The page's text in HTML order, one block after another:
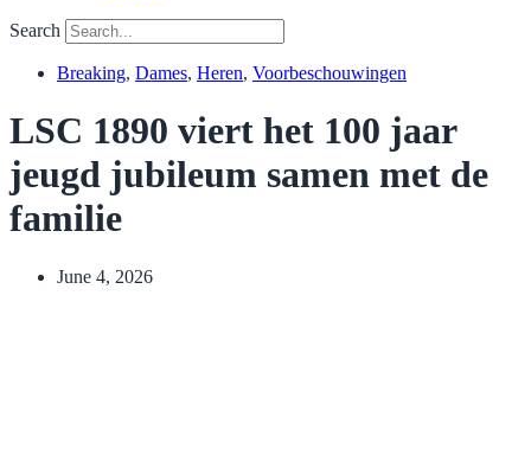
Search
Breaking, Dames, Heren, Voorbeschouwingen
LSC 1890 viert het 100 jaar
jeugd jubileum samen met de
familie
June 4, 2026